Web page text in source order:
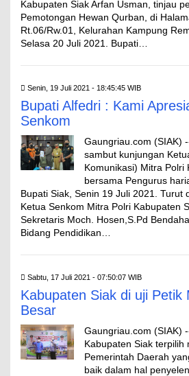
Kabupaten Siak Arfan Usman, tinjau
Pemotongan Hewan Qurban, di
Rt.06/Rw.01, Kelurahan Kampung
Selasa 20 Juli 2021. Bupati…
Senin, 19 Juli 2021 - 18:45:45 WIB
Bupati Alfedri : Kami
Senkom
Gaungriau.com (SIAK)
sambut kunjungan
Komunikasi) Mitra Polri
bersama Pengurus
Bupati Siak, Senin 19 Juli 2021. Turut
Ketua Senkom Mitra Polri Kabupaten
Sekretaris Moch. Hosen,S.Pd
Bidang Pendidikan…
Sabtu, 17 Juli 2021 - 07:50:07 WIB
Kabupaten Siak di uji Petik
Besar
Gaungriau.com (SIAK)
Kabupaten Siak terpilih
Pemerintah Daerah
baik dalam hal